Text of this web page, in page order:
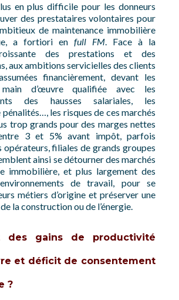
en plus difficile pour les donneurs
des prestataires volontaires pour
de maintenance immobilière
a fortiori en full FM. Face à la
des prestations et des
aux ambitions servicielles des clients
financièrement, devant les
d’œuvre qualifiée avec les
des hausses salariales, les
pénalités…, les risques de ces marchés
trop grands pour des marges nettes
3 et 5% avant impôt, parfois
opérateurs, filiales de grands groupes
ainsi se détourner des marchés
immobilière, et plus largement des
de travail, pour se
métiers d’origine et préserver une
la construction ou de l’énergie.
des gains de productivité
et déficit de consentement
?